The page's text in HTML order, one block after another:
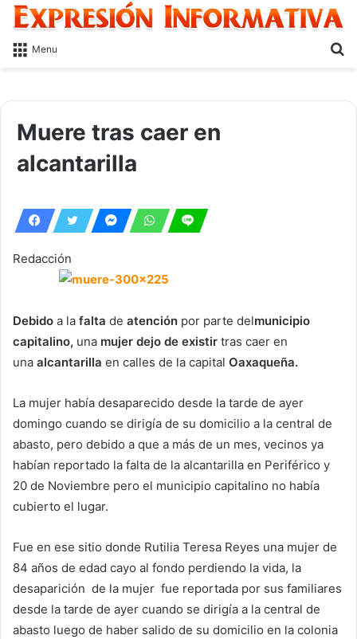
Menu
Muere tras caer en
alcantarilla
Redacción
Debido a la falta de atención por parte delmunicipio
capitalino, una mujer dejo de existir tras caer en
una alcantarilla en calles de la capital Oaxaqueña.
La mujer había desaparecido desde la tarde de ayer
domingo cuando se dirigía de su domicilio a la central de
abasto, pero debido a que a más de un mes, vecinos ya
habían reportado la falta de la alcantarilla en Periférico y
20 de Noviembre pero el municipio capitalino no había
cubierto el lugar.
Fue en ese sitio donde Rutilia Teresa Reyes una mujer de
84 años de edad cayo al fondo perdiendo la vida, la
desaparición de la mujer fue reportada por sus familiares
desde la tarde de ayer cuando se dirigía a la central de
abasto luego de haber salido de su domicilio en la colonia